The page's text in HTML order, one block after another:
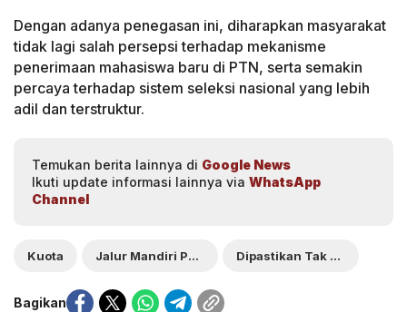
Dengan adanya penegasan ini, diharapkan masyarakat
tidak lagi salah persepsi terhadap mekanisme
penerimaan mahasiswa baru di PTN, serta semakin
percaya terhadap sistem seleksi nasional yang lebih
adil dan terstruktur.
Temukan berita lainnya di Google News
Ikuti update informasi lainnya via WhatsApp
Channel
Kuota Jalur Mandiri PTN 2026 Dipastikan Tak Dominan
Bagikan